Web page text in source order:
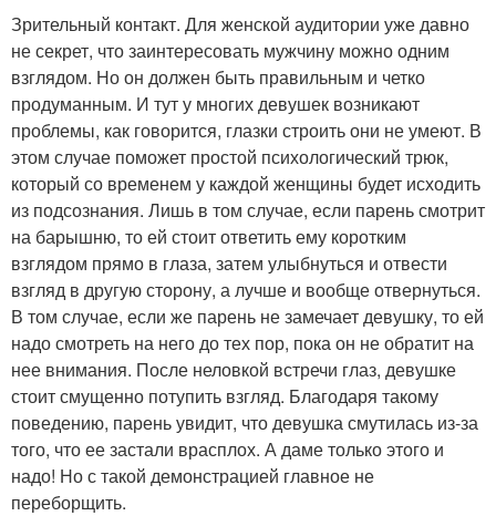
Зрительный контакт. Для женской аудитории уже давно
не секрет, что заинтересовать мужчину можно одним
взглядом. Но он должен быть правильным и четко
продуманным. И тут у многих девушек возникают
проблемы, как говорится, глазки строить они не умеют. В
этом случае поможет простой психологический трюк,
который со временем у каждой женщины будет исходить
из подсознания. Лишь в том случае, если парень смотрит
на барышню, то ей стоит ответить ему коротким
взглядом прямо в глаза, затем улыбнуться и отвести
взгляд в другую сторону, а лучше и вообще отвернуться.
В том случае, если же парень не замечает девушку, то ей
надо смотреть на него до тех пор, пока он не обратит на
нее внимания. После неловкой встречи глаз, девушке
стоит смущенно потупить взгляд. Благодаря такому
поведению, парень увидит, что девушка смутилась из-за
того, что ее застали врасплох. А даме только этого и
надо! Но с такой демонстрацией главное не
переборщить.